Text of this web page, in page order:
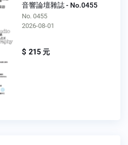
音響論壇雜誌 - No.0455
No. 0455
2026-08-01
$ 215 元